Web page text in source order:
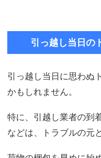
引っ越し当日の
引っ越し当日に思わぬ
かもしれません。
特に、引越し業者の到
などは、トラブルの元